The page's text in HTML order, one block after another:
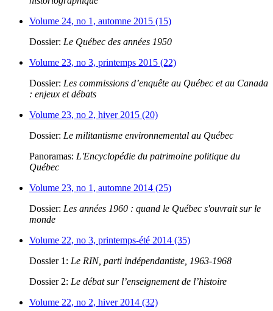
Volume 24, no 1, automne 2015 (15)
Dossier: Le Québec des années 1950
Volume 23, no 3, printemps 2015 (22)
Dossier: Les commissions d’enquête au Québec et au Canada
: enjeux et débats
Volume 23, no 2, hiver 2015 (20)
Dossier: Le militantisme environnemental au Québec
Panoramas: L'Encyclopédie du patrimoine politique du
Québec
Volume 23, no 1, automne 2014 (25)
Dossier: Les années 1960 : quand le Québec s'ouvrait sur le
monde
Volume 22, no 3, printemps-été 2014 (35)
Dossier 1: Le RIN, parti indépendantiste, 1963-1968
Dossier 2: Le débat sur l’enseignement de l’histoire
Volume 22, no 2, hiver 2014 (32)